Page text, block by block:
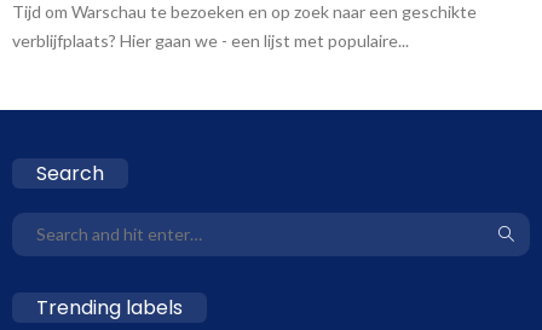
Tijd om Warschau te bezoeken en op zoek naar een geschikte
verblijfplaats? Hier gaan we - een lijst met populaire...
Search
Trending labels